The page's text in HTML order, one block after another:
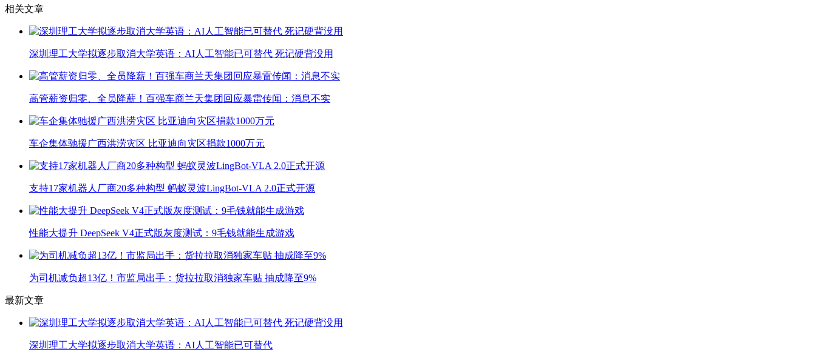
相关文章
深圳理工大学拟逐步取消大学英语：AI人工智能已可替代 死记硬背没用
高管薪资归零、全员降薪！百强车商兰天集团回应暴雷传闻：消息不实
车企集体驰援广西洪涝灾区 比亚迪向灾区捐款1000万元
支持17家机器人厂商20多种构型 蚂蚁灵波LingBot-VLA 2.0正式开源
性能大提升 DeepSeek V4正式版灰度测试：9毛钱就能生成游戏
为司机减负超13亿！市监局出手：货拉拉取消独家车贴 抽成降至9%
最新文章
深圳理工大学拟逐步取消大学英语：AI人工智能已可替代